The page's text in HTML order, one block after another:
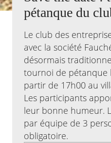
Agenda
Actualités
Kiosque
Espace de services en ligne
Facebook
X Instagram
YoutubeLinkedin
pétanque du
Le club des
avec la société
désormais
tournoi de pétanque
partir de 17h00 au
Les participants
leur bonne humeur.
par équipe de 3
obligatoire.